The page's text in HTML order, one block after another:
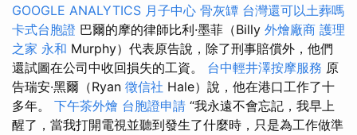
GOOGLE ANALYTICS 月子中心 骨灰罈 台灣還可以土葬嗎
卡式台胞證 巴爾的摩的律師比利·墨菲（Billy 外燴廠商 護理
之家 永和 Murphy）代表原告說，除了刑事賠償外，他們
還試圖在公司中收回損失的工資。 台中輕井澤按摩服務 原
告瑞安·黑爾（Ryan 徵信社 Hale）說，他在港口工作了十
多年。 下午茶外燴 台胞證申請 “我永遠不會忘記，我早上
醒了，當我打開電視並聽到發生了什麼時，只是為工作做準